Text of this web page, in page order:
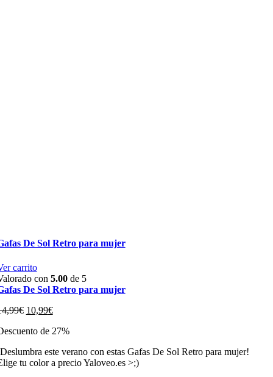
De Sol Retro para mujer
carrito
con 5.00de 5
De Sol Retro para mujer
€ El
original
14,99€.
10,99€El
actual
10,99€.
de 27%
este verano con estas Gafas De Sol Retro para mujer!
tu color a precio Yaloveo.es >;)